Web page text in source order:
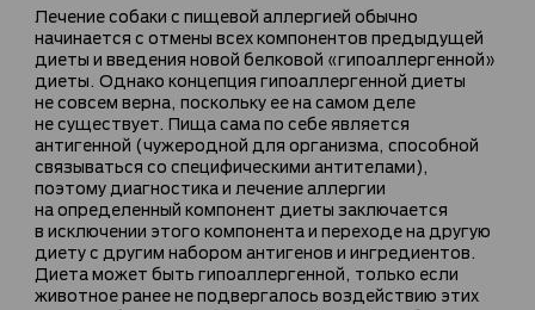
Лечение собаки с пищевой аллергией обычно
начинается с отмены всех компонентов предыдущей
диеты и введения новой белковой «гипоаллергенной»
диеты. Однако концепция гипоаллергенной диеты
не совсем верна, поскольку ее на самом деле
не существует. Пища сама по себе является
антигенной (чужеродной для организма, способной
связываться со специфическими антителами),
поэтому диагностика и лечение аллергии
на определенный компонент диеты заключается
в исключении этого компонента и переходе на другую
диету с другим набором антигенов и ингредиентов.
Диета может быть гипоаллергенной, только если
животное ранее не подвергалось воздействию этих